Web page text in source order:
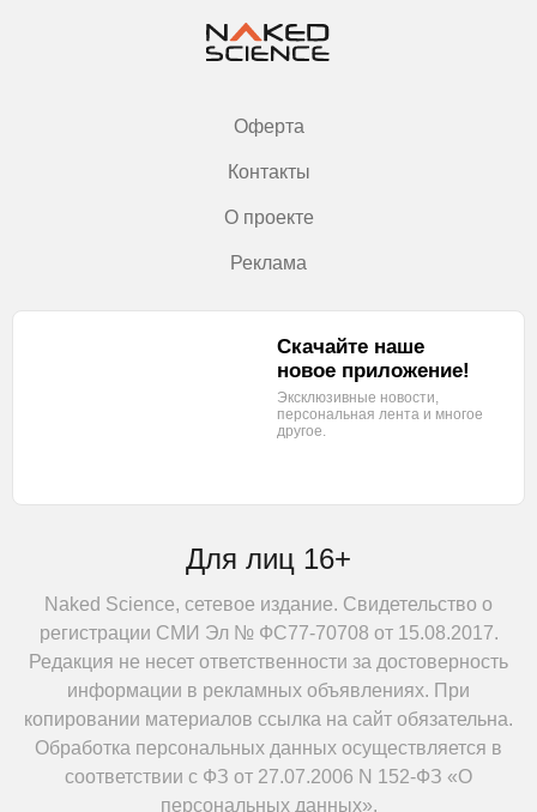
Оферта
Контакты
О проекте
Реклама
Для лиц 16+
Naked Science, сетевое издание. Свидетельство о
регистрации СМИ Эл № ФС77-70708 от 15.08.2017.
Редакция не несет ответственности за достоверность
информации в рекламных объявлениях. При
копировании материалов ссылка на сайт обязательна.
Обработка персональных данных осуществляется в
соответствии с ФЗ от 27.07.2006 N 152-ФЗ «О
персональных данных».
Скачайте наше
новое приложение!
Эксклюзивные новости,
персональная лента и многое
другое.